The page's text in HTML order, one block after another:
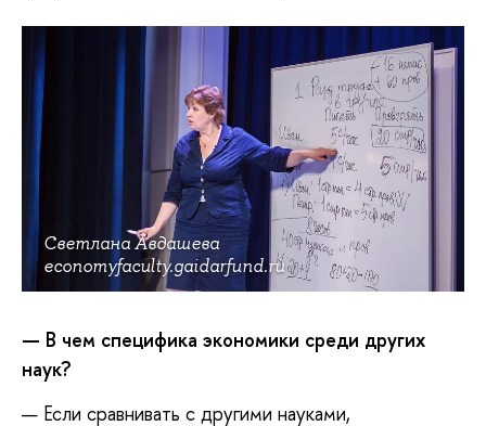
Светлана Авдашева
economyfaculty.gaidarfund.ru
— В чем специфика экономики среди других
наук?
— Если сравнивать с другими науками,